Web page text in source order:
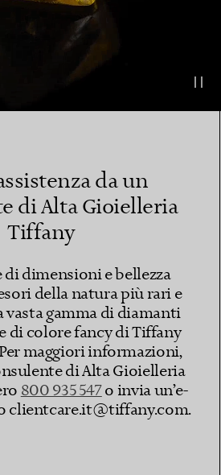
da un
di Alta Gioielleria
Tiffany
di dimensioni e bellezza
della natura più rari e
vasta gamma di diamanti
di colore fancy di Tiffany
maggiori informazioni,
di Alta Gioielleria
800 935 547o invia un’e-
clientcare.it@tiffany.com​.